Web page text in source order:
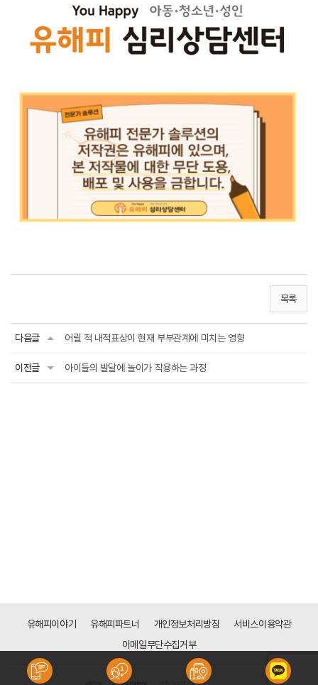
목록
다음글 어릴 적 내적표상이 현재 부부관계에 미치는 영향
이전글 아이들의 발달에 놀이가 작용하는 과정
유해피이야기 유해피파트너 개인정보처리방침
서비스이용약관
이메일무단수집거부